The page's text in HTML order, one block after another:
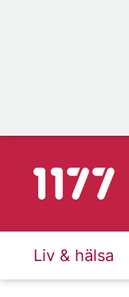
Till startsidan
Liv & hälsa